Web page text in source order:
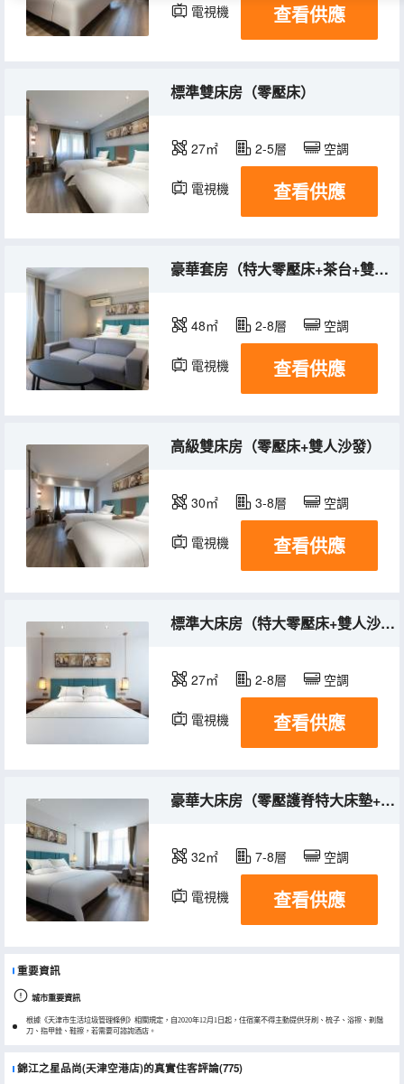
電視機 查看供應
標準雙床房（零壓床）
27㎡ 2-5層 空調
電視機 查看供應
豪華套房（特大零壓床+茶台+雙人沙發）
48㎡ 2-8層 空調
電視機 查看供應
高級雙床房（零壓床+雙人沙發）
30㎡ 3-8層 空調
電視機 查看供應
標準大床房（特大零壓床+雙人沙發）
27㎡ 2-8層 空調
電視機 查看供應
豪華大床房（零壓護脊特大床墊+零壓枕+雙人沙發）
32㎡ 7-8層 空調
電視機 查看供應
重要資訊
城市重要資訊
根據《天津市生活垃圾管理條例》相關規定，自2020年12月1日起，住宿業不得主動提供牙刷、梳子、浴擦、剃鬚
刀、指甲銼、鞋擦，若需要可諮詢酒店。
錦江之星品尚(天津空港店)的真實住客評論(775)